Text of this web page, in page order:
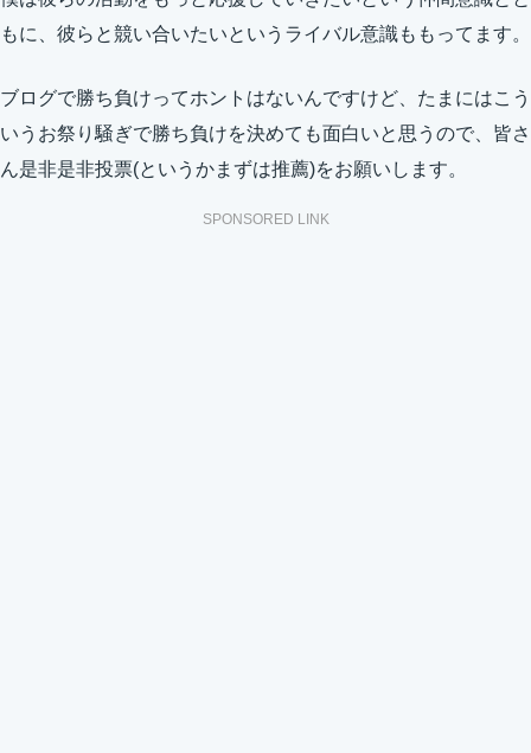
もに、彼らと競い合いたいというライバル意識ももってます。
ブログで勝ち負けってホントはないんですけど、たまにはこう
いうお祭り騒ぎで勝ち負けを決めても面白いと思うので、皆さ
ん是非是非投票(というかまずは推薦)をお願いします。
SPONSORED LINK